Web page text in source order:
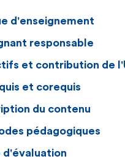
d'enseignement
responsable
et contribution de
et corequis
du contenu
pédagogiques
d'évaluation